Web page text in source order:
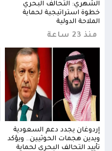
الشهري: التحالف البحري
خطوة استراتيجية لحماية
الملاحة الدولية
منذ 23 ساعة
إردوغان يجدد دعم السعودية
ويدين هجمات الحوثيين.. ويؤكد
تأييد التحالف البحري لحماية